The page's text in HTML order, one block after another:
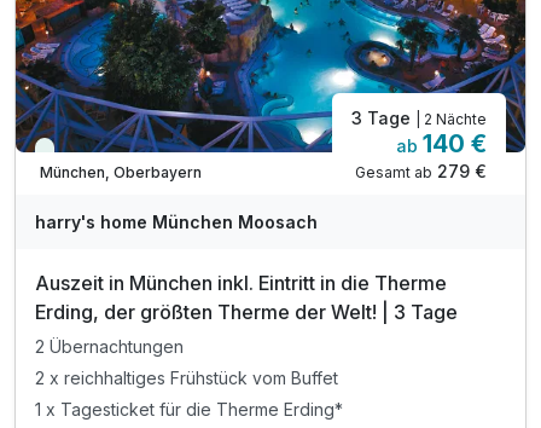
Viele Termine frei
München, Oberbayern
3 Tage | 2 Nächte
ab 140 €
Gesamt ab 279 €
harry's home München Moosach
Auszeit in München inkl. Eintritt in die Therme
Erding, der größten Therme der Welt! | 3 Tage
2 Übernachtungen
2 x reichhaltiges Frühstück vom Buffet
1 x Tagesticket für die Therme Erding*